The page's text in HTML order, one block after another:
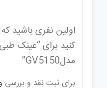
اولین نفری باشید
کنید برای “عینک
مدلGV5150”
برای ثبت نقد و بررسی